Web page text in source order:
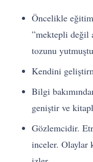
Öncelikle
”mektepli değil
tozunu
Kendini
Bilgi
geniştir ve
Gözlemcidir.
inceler. Olaylar